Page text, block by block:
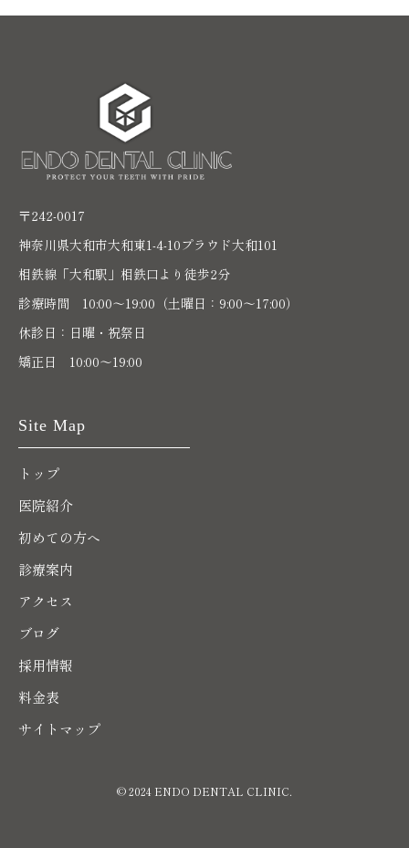
〒242-0017
神奈川県大和市大和東1-4-10プラウド大和101
相鉄線「大和駅」相鉄口より徒歩2分
診療時間 10:00〜19:00（土曜日：9:00～17:00）
休診日：日曜・祝祭日
矯正日 10:00～19:00
Site Map
トップ
医院紹介
初めての方へ
診療案内
アクセス
ブログ
採用情報
料金表
サイトマップ
© 2024 ENDO DENTAL CLINIC.